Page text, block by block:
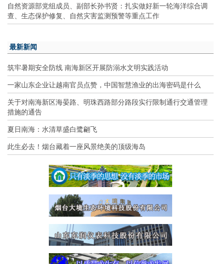
自然资源部党组成员、副部长孙书贤：扎实做好新一轮海洋综合调
查、生态保护修复、自然灾害监测预警等重点工作
最新新闻
筑牢暑期安全防线 南海新区开展防溺水文明实践活动
一家山东企业让越南官员点赞，中国智慧渔业的出海密码是什么
关于对南海新区海晏路、明珠西路部分路段实行限制通行交通管理
措施的通告
夏日南海：水清草盛白鹭翩飞
此生必去！烟台藏着一座风景绝美的顶级海岛